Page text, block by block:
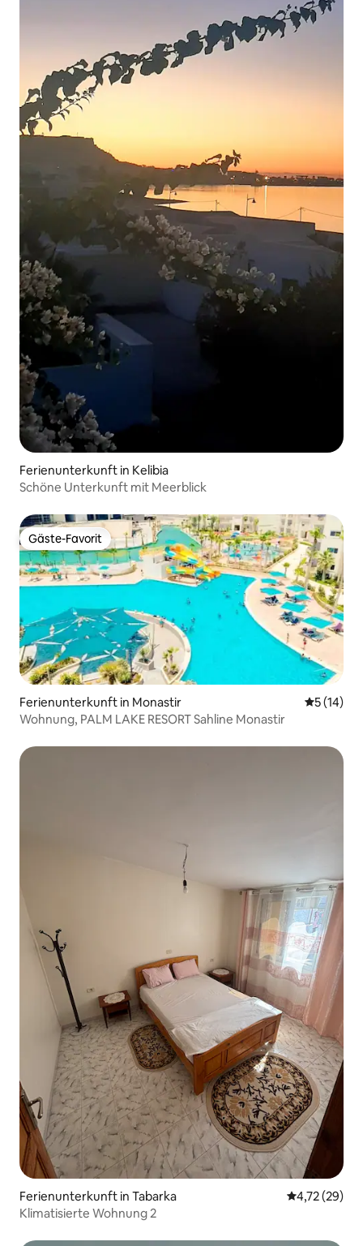
Ferienunterkunft in Kelibia
Schöne Unterkunft mit Meerblick
Gäste-Favorit
Gäste-Favorit
Ferienunterkunft in Monastir
5 (14)
Wohnung, PALM LAKE RESORT Sahline Monastir
Ferienunterkunft in Tabarka
4,72 (29)
Klimatisierte Wohnung 2